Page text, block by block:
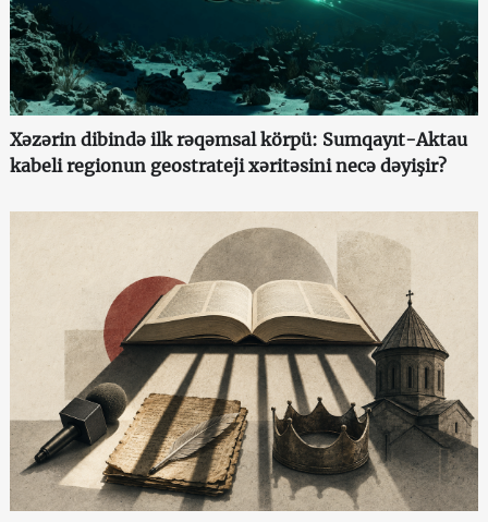
Xəzərin dibində ilk rəqəmsal körpü: Sumqayıt-Aktau
kabeli regionun geostrateji xəritəsini necə dəyişir?